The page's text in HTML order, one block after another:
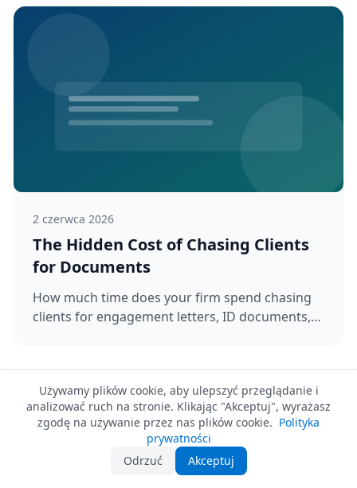
2 czerwca 2026
The Hidden Cost of Chasing Clients
for Documents
How much time does your firm spend chasing
clients for engagement letters, ID documents,
Zobacz wszystkie wpisy →
Używamy plików cookie, aby ulepszyć przeglądanie i
analizować ruch na stronie. Klikając "Akceptuj", wyrażasz
zgodę na używanie przez nas plików cookie. Polityka
prywatności
Odrzuć
Akceptuj